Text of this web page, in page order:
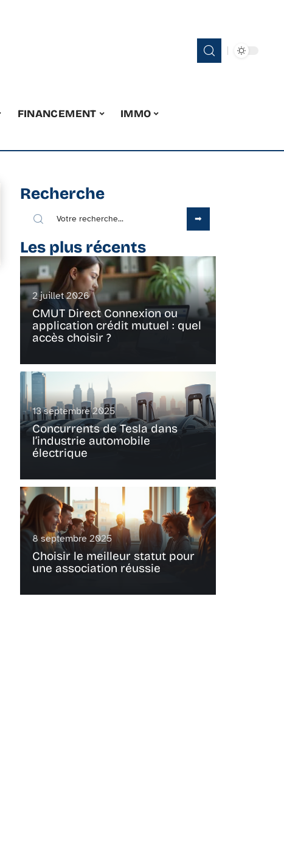
FINANCEMENT
IMMO
Recherche
Les plus récents
2 juillet 2026
CMUT Direct Connexion ou
application crédit mutuel : quel
accès choisir ?
13 septembre 2025
Concurrents de Tesla dans
l’industrie automobile
électrique
8 septembre 2025
Choisir le meilleur statut pour
une association réussie